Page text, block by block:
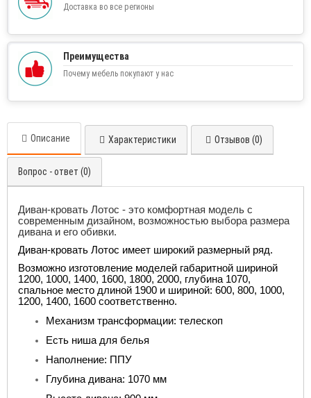
Доставка во все регионы
Преимущества
Почему мебель покупают у нас
Описание Характеристики Отзывов (0)
Вопрос - ответ (0)
Диван-кровать Лотос - это комфортная модель с
современным дизайном, возможностью выбора размера
дивана и его обивки.
Диван-кровать Лотос имеет широкий размерный ряд.
Возможно изготовление моделей габаритной шириной
1200, 1000, 1400, 1600, 1800, 2000, глубина 1070,
спальное место длиной 1900 и шириной: 600, 800, 1000,
1200, 1400, 1600 соответственно.
Механизм трансформации: телескоп
Есть ниша для белья
Наполнение: ППУ
Глубина дивана: 1070 мм